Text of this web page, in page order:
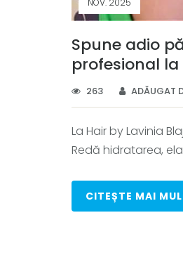
NOV. 2025
Spune adio
profesional la
263 ADĂUGAT
La Hair by Lavinia
Redă hidratarea,
CITEȘTE MAI